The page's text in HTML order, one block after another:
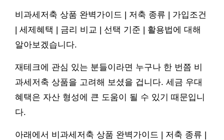
비과세저축 상품 완벽가이드 | 저축 종류 | 가입조건
| 세제혜택 | 금리 비교 | 선택 기준 | 활용법에 대해
알아보겠습니다.
재테크에 관심 있는 분들이라면 누구나 한 번쯤 비
과세저축 상품을 고려해 보셨을 겁니다. 세금 우대
혜택은 자산 형성에 큰 도움이 될 수 있기 때문입니
다.
아래에서 비과세저축 상품 완벽가이드 | 저축 종류 |